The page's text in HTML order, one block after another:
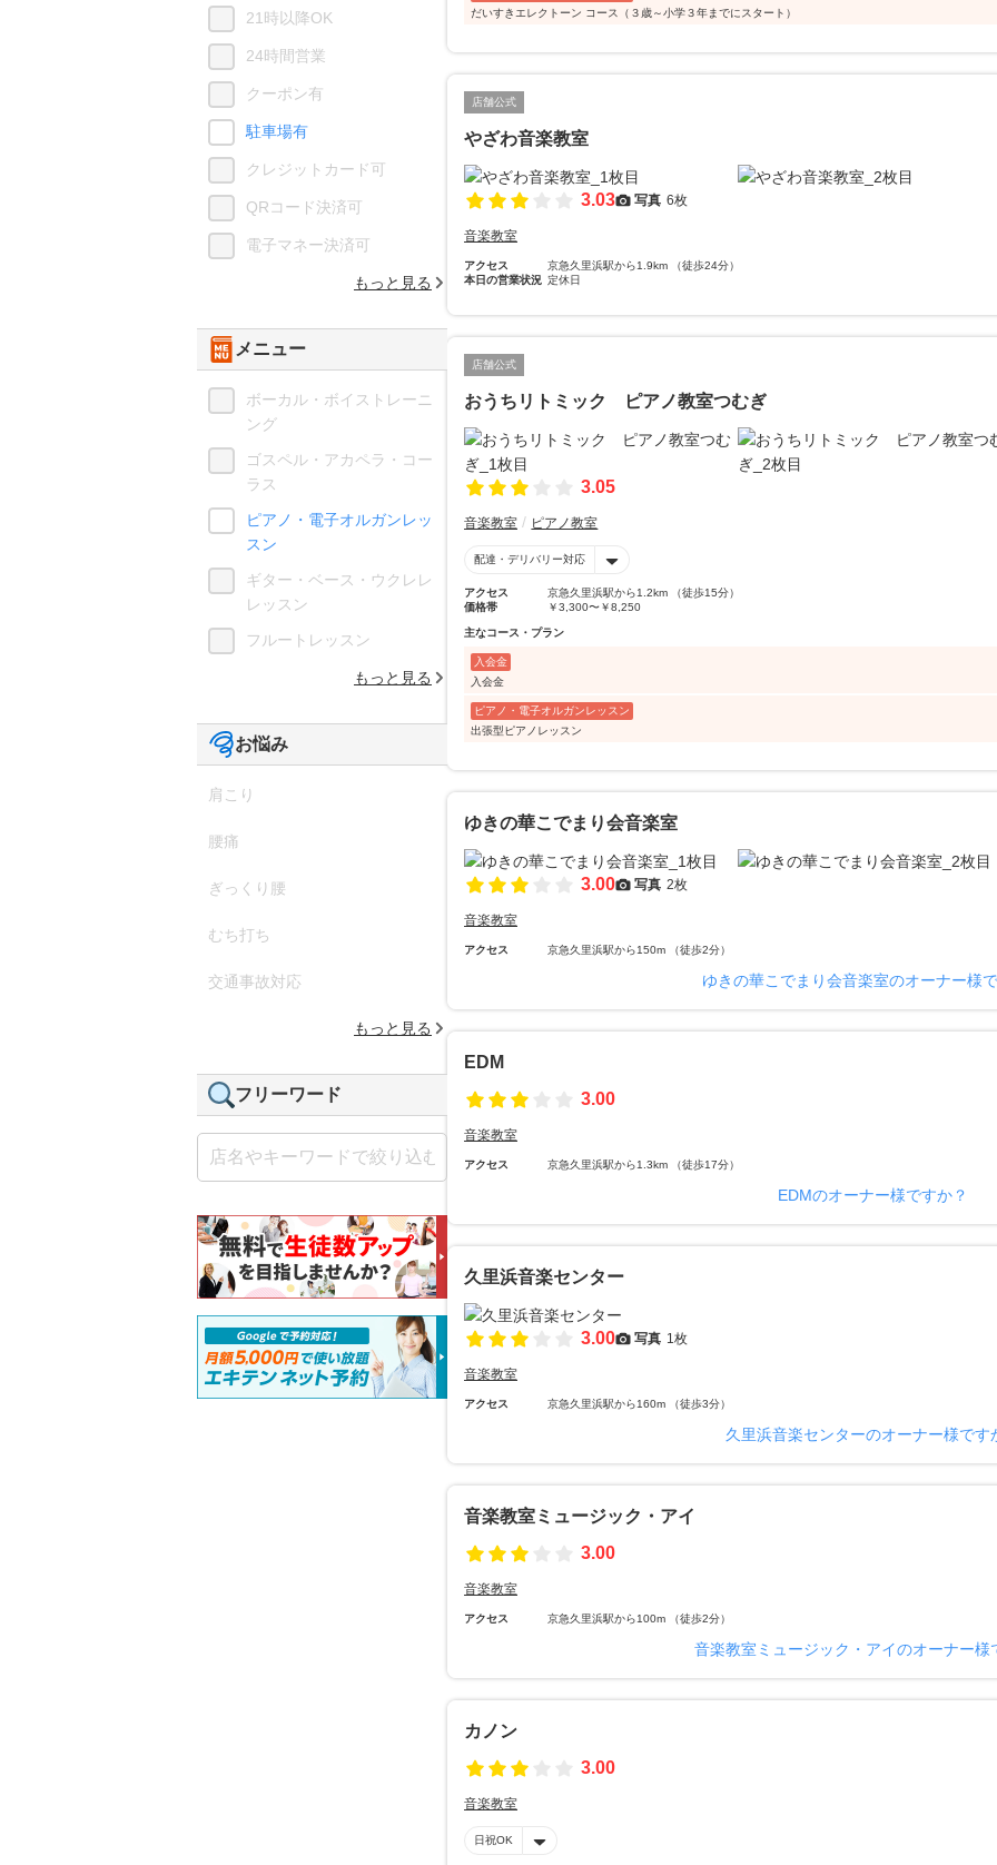
だいすきエレクトーン コース（３歳～小学３年までにスタート）
店舗公式
やざわ音楽教室
3.03 写真 6枚
音楽教室
アクセス
京急久里浜駅から1.9km （徒歩24分）
本日の営業状況 定休日
店舗公式
おうちリトミック ピアノ教室つむぎ
3.05
音楽教室 ピアノ教室
配達・デリバリー対応
アクセス
京急久里浜駅から1.2km （徒歩15分）
価格帯
￥3,300〜￥8,250
主なコース・プラン
入会金
入会金
ピアノ・電子オルガンレッスン
出張型ピアノレッスン
ゆきの華こでまり会音楽室
3.00 写真 2枚
音楽教室
アクセス 京急久里浜駅から150m （徒歩2分）
ゆきの華こでまり会音楽室のオーナー様
EDM
3.00
音楽教室
アクセス 京急久里浜駅から1.3km （徒歩17分）
EDMのオーナー様ですか？
久里浜音楽センター
3.00 写真 1枚
音楽教室
アクセス 京急久里浜駅から160m （徒歩3分）
久里浜音楽センターのオーナー様です
音楽教室ミュージック・アイ
3.00
音楽教室
アクセス 京急久里浜駅から100m （徒歩2分）
音楽教室ミュージック・アイのオーナー様
カノン
3.00
音楽教室
日祝OK
21時以降OK
24時間営業
クーポン有
駐車場有
クレジットカード可
QRコード決済可
電子マネー決済可
もっと見る
メニュー
ボーカル・ボイストレーニ
ング
ゴスペル・アカペラ・コー
ラス
ピアノ・電子オルガンレッ
スン
ギター・ベース・ウクレレ
レッスン
フルートレッスン
もっと見る
お悩み
肩こり
腰痛
ぎっくり腰
むち打ち
交通事故対応
もっと見る
フリーワード